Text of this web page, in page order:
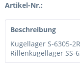
Artikel-Nr.:
Beschreibung
Kugellager S-6305-
Rillenkugellager SS-